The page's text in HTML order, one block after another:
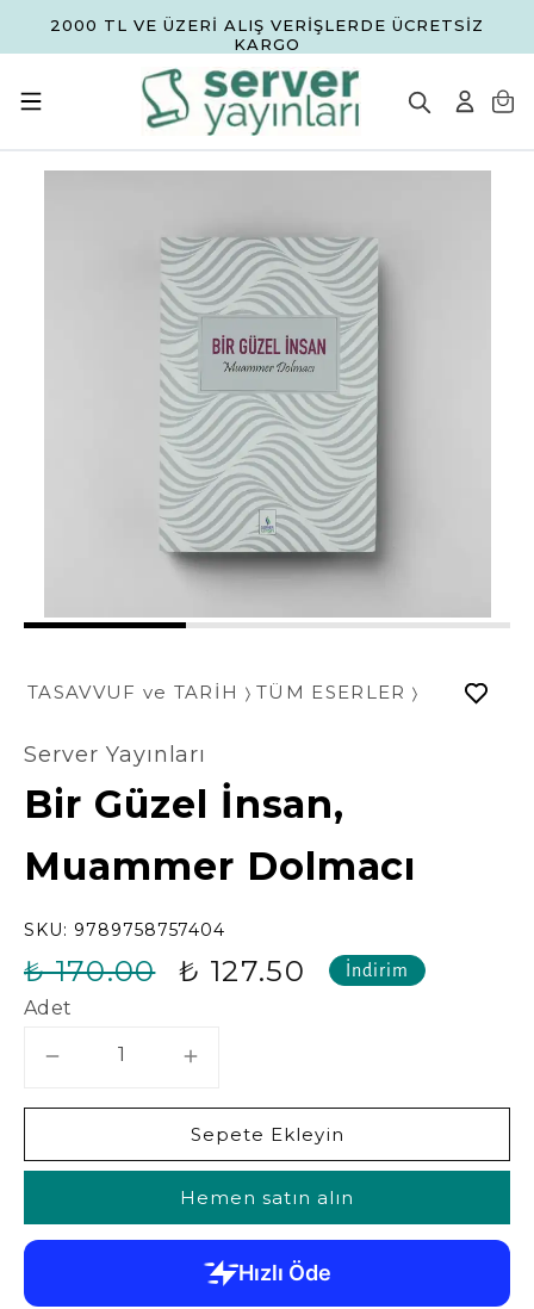
2000 TL VE ÜZERİ ALIŞ VERİŞLERDE ÜCRETSİZ
KARGO
1 2 3
TASAVVUF ve TARİH TÜM ESERLER
Server Yayınları
Bir Güzel İnsan,
Muammer Dolmacı
SKU: 9789758757404
₺ 170.00 ₺ 127.50 İndirim
Adet
Sepete Ekleyin
Hemen satın alın